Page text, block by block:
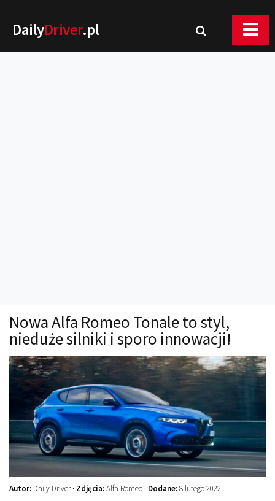
DailyDriver.pl
Technika jazdy
Oświetlenie
Kalkulatory
Przelicznik mocy
Auto z niemiec
Galerie
Nowa Alfa Romeo Tonale to styl,
nieduże silniki i sporo innowacji!
Autor: Daily Driver · Zdjęcia:Alfa Romeo · Dodane:8 lutego 2022